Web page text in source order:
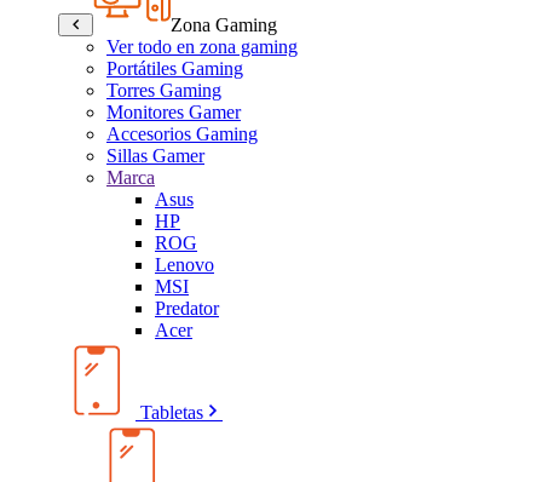
Zona Gaming
Ver todo en zona gaming
Portátiles Gaming
Torres Gaming
Monitores Gamer
Accesorios Gaming
Sillas Gamer
Marca
Asus
HP
ROG
Lenovo
MSI
Predator
Acer
Tabletas